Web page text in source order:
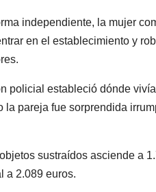
independiente, la mujer
en el establecimiento y
policial estableció dónde
la pareja fue sorprendida
sustraídos asciende a
a 2.089 euros.